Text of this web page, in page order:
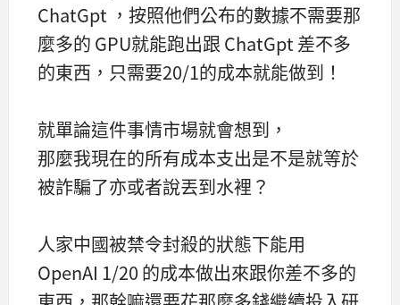
ChatGpt ，按照他們公布的數據不需要那
麼多的 GPU就能跑出跟 ChatGpt 差不多
的東西，只需要20/1的成本就能做到！
就單論這件事情市場就會想到，
那麼我現在的所有成本支出是不是就等於
被詐騙了亦或者說丟到水裡？
人家中國被禁令封殺的狀態下能用
OpenAI 1/20 的成本做出來跟你差不多的